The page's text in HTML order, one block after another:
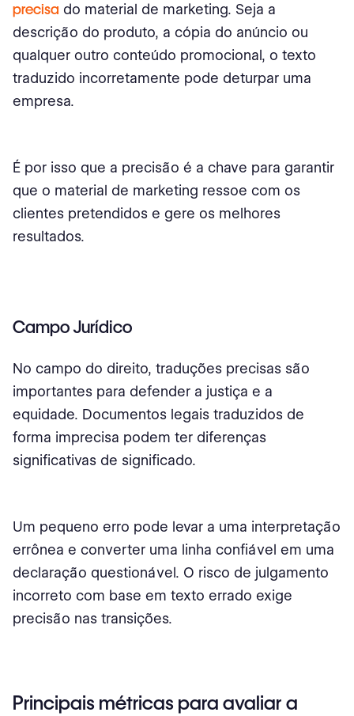
precisa do material de marketing. Seja a
descrição do produto, a cópia do anúncio ou
qualquer outro conteúdo promocional, o texto
traduzido incorretamente pode deturpar uma
empresa.
É por isso que a precisão é a chave para garantir
que o material de marketing ressoe com os
clientes pretendidos e gere os melhores
resultados.
Campo Jurídico
No campo do direito, traduções precisas são
importantes para defender a justiça e a
equidade. Documentos legais traduzidos de
forma imprecisa podem ter diferenças
significativas de significado.
Um pequeno erro pode levar a uma interpretação
errônea e converter uma linha confiável em uma
declaração questionável. O risco de julgamento
incorreto com base em texto errado exige
precisão nas transições.
Principais métricas para avaliar a